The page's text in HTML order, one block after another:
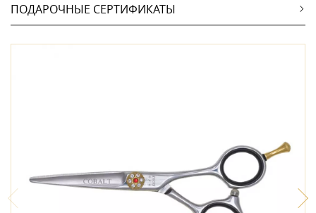
ПОДАРОЧНЫЕ СЕРТИФИКАТЫ